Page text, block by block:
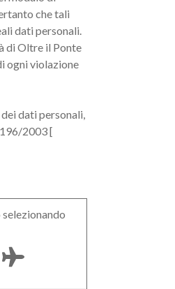
che tali
dati personali.
di Oltre il Ponte
ogni violazione
dati personali,
2003 [